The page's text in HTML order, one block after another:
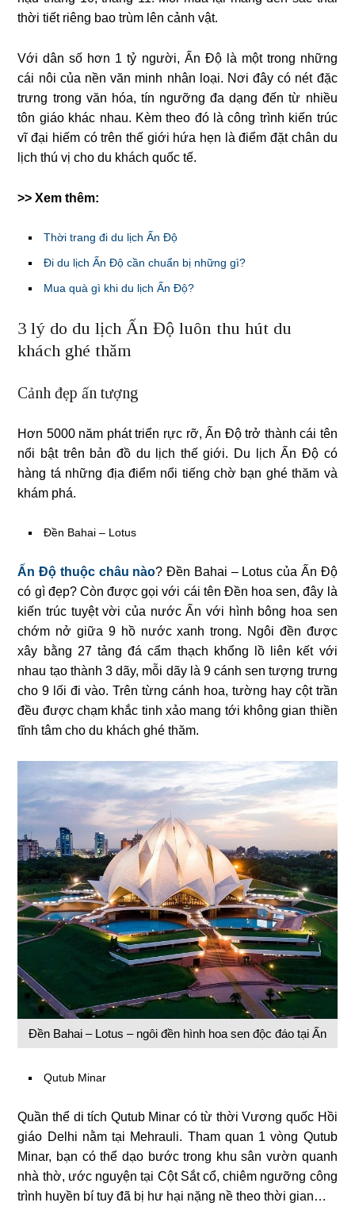
thời tiết riêng bao trùm lên cảnh vật.
Với dân số hơn 1 tỷ người, Ấn Độ là một trong những
cái nôi của nền văn minh nhân loại. Nơi đây có nét đặc
trưng trong văn hóa, tín ngưỡng đa dạng đến từ nhiều
tôn giáo khác nhau. Kèm theo đó là công trình kiến trúc
vĩ đại hiếm có trên thế giới hứa hẹn là điểm đặt chân du
lịch thú vị cho du khách quốc tế.
>> Xem thêm:
Thời trang đi du lịch Ấn Độ
Đi du lịch Ấn Độ cần chuẩn bị những gì?
Mua quà gì khi du lịch Ấn Độ?
3 lý do du lịch Ấn Độ luôn thu hút du
khách ghé thăm
Cảnh đẹp ấn tượng
Hơn 5000 năm phát triển rực rỡ, Ấn Độ trở thành cái tên
nổi bật trên bản đồ du lịch thế giới. Du lịch Ấn Độ có
hàng tá những địa điểm nổi tiếng chờ bạn ghé thăm và
khám phá.
Đền Bahai – Lotus
Ấn Độ thuộc châu nào? Đền Bahai – Lotus của Ấn Độ
có gì đẹp? Còn được gọi với cái tên Đền hoa sen, đây là
kiến trúc tuyệt vời của nước Ấn với hình bông hoa sen
chớm nở giữa 9 hồ nước xanh trong. Ngôi đền được
xây bằng 27 tảng đá cẩm thạch khổng lồ liên kết với
nhau tạo thành 3 dãy, mỗi dãy là 9 cánh sen tượng trưng
cho 9 lối đi vào. Trên từng cánh hoa, tường hay cột trần
đều được chạm khắc tinh xảo mang tới không gian thiền
tĩnh tâm cho du khách ghé thăm.
Đền Bahai – Lotus – ngôi đền hình hoa sen độc đáo tại Ấn
Qutub Minar
Quần thể di tích Qutub Minar có từ thời Vương quốc Hồi
giáo Delhi nằm tại Mehrauli. Tham quan 1 vòng Qutub
Minar, bạn có thể dạo bước trong khu sân vườn quanh
nhà thờ, ước nguyện tại Cột Sắt cổ, chiêm ngưỡng công
trình huyền bí tuy đã bị hư hại nặng nề theo thời gian…